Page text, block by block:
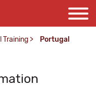
Training >
Portugal